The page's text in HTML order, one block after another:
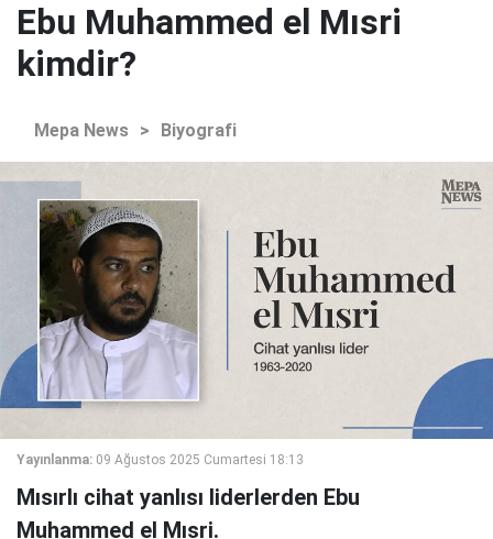
Ebu Muhammed el Mısri
kimdir?
Mepa News > Biyografi
Yayınlanma: 09 Ağustos 2025 Cumartesi 18:13
Mısırlı cihat yanlısı liderlerden Ebu
Muhammed el Mısri.